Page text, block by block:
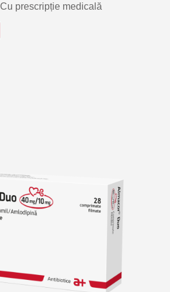
Cu prescripție medicală